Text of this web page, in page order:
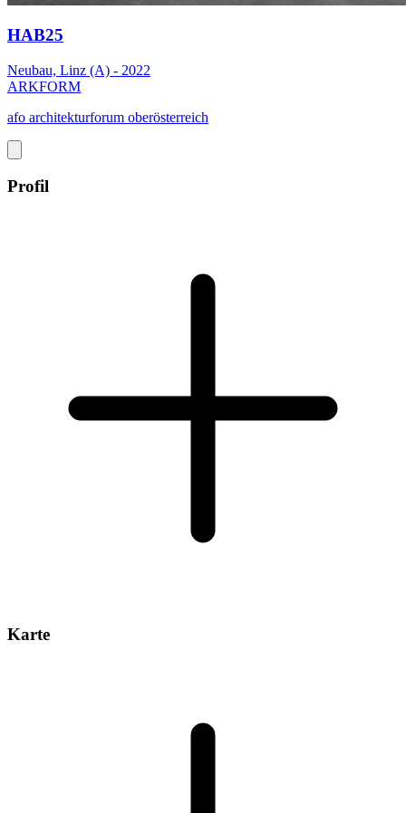
HAB25
Neubau, Linz (A) - 2022
ARKFORM
afo architekturforum oberösterreich
Profil
Karte